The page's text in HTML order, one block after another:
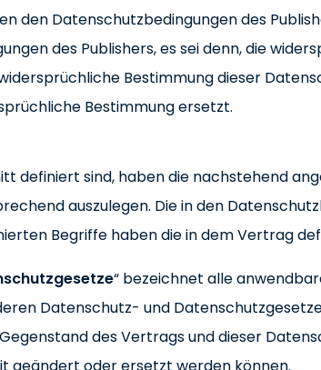
den Datenschutzbedingungen des
des Publishers, es sei denn, die
Bestimmung dieser
Bestimmung ersetzt.
definiert sind, haben die nachstehend
auszulegen. Die in den
Begriffe haben die in dem Vertrag
“ bezeichnet alle
Datenschutz- und
des Vertrags und dieser